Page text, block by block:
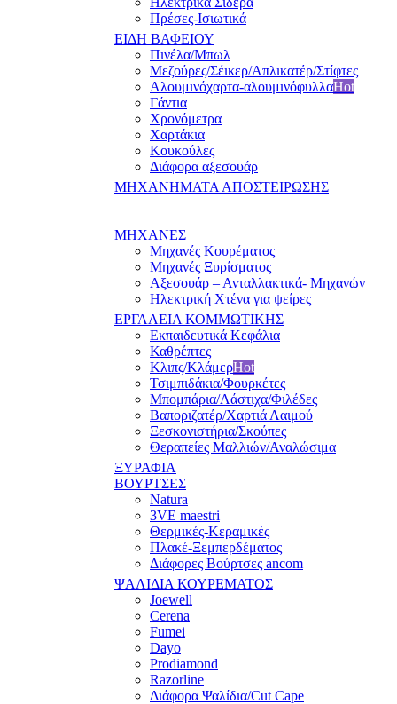
Πρέσες-Ισιωτικά
ΕΙΔΗ ΒΑΦΕΙΟΥ
Πινέλα/Μπωλ
Μεζούρες/Σέικερ/Απλικατέρ/Στίφτες
Αλουμινόχαρτα-αλουμινόφυλλαHot
Γάντια
Χρονόμετρα
Χαρτάκια
Κουκούλες
Διάφορα αξεσουάρ
ΜΗΧΑΝΗΜΑΤΑ ΑΠΟΣΤΕΙΡΩΣΗΣ
ΜΗΧΑΝΕΣ
Μηχανές Κουρέματος
Μηχανές Ξυρίσματος
Αξεσουάρ – Ανταλλακτικά- Μηχανών
Ηλεκτρική Χτένα για ψείρες
ΕΡΓΑΛΕΙΑ ΚΟΜΜΩΤΙΚΗΣ
Εκπαιδευτικά Κεφάλια
Καθρέπτες
Κλιπς/ΚλάμερHot
Τσιμπιδάκια/Φουρκέτες
Μπομπάρια/Λάστιχα/Φιλέδες
Βαποριζατέρ/Χαρτιά Λαιμού
Ξεσκονιστήρια/Σκούπες
Θεραπείες Μαλλιών/Αναλώσιμα
ΞΥΡΑΦΙΑ
ΒΟΥΡΤΣΕΣ
Natura
3VE maestri
Θερμικές-Κεραμικές
Πλακέ-Ξεμπερδέματος
Διάφορες Βούρτσες ancom
ΨΑΛΙΔΙΑ ΚΟΥΡΕΜΑΤΟΣ
Joewell
Cerena
Fumei
Dayo
Prodiamond
Razorline
Διάφορα Ψαλίδια/Cut Cape